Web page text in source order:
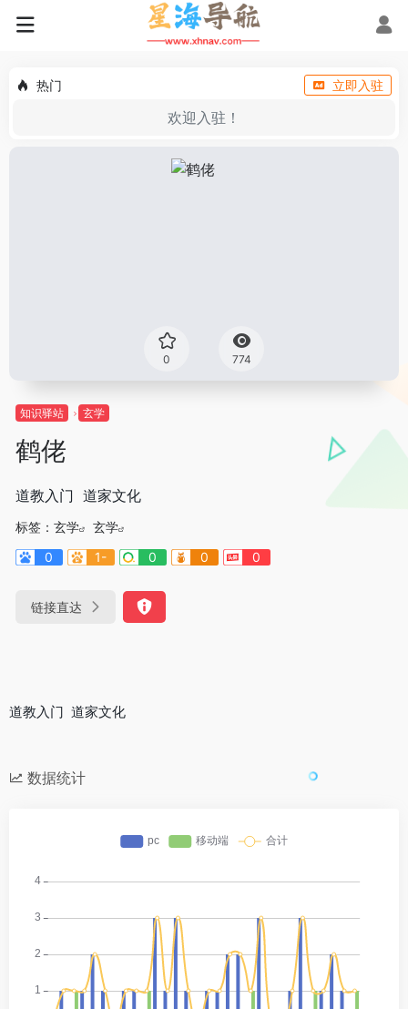
热门 立即入驻
欢迎入驻！
0 774
知识驿站 玄学
鹤佬
道教入门 道家文化
标签： 玄学
玄学
0
1- 0 0 0
链接直达
道教入门 道家文化
数据统计